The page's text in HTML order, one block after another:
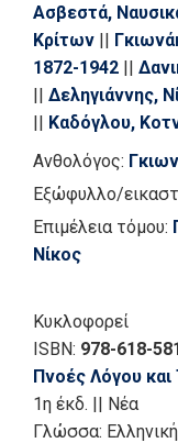
Ασβεστά,
Κρίτων ||
1872-1942 ||
|| Δεληγιάννης,
|| Καδόγλου,
||
Καρυωτάκης,
Ρουμελιώτη,
Κουμπούρας,
Λάσκαρη, Σοφία ||
Ελένη
Μπαντώλα,
Μπουροδήμου,
Ντόβας,
Παπαγεωργίου,
Πετρίδου, Άννα ||
Ανθολόγος:
Εξώφυλλο/
Επιμέλεια τόμου:
Νίκος
Κυκλοφορεί
ISBN: 978-618-
Πνοές Λόγου και
1η έκδ. || Νέα
Γλώσσα: